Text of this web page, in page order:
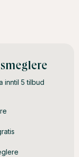
inntil 5 tilbud